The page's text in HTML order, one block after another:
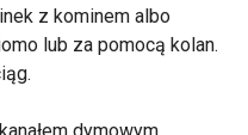
z kominem albo
lub za pomocą kolan.